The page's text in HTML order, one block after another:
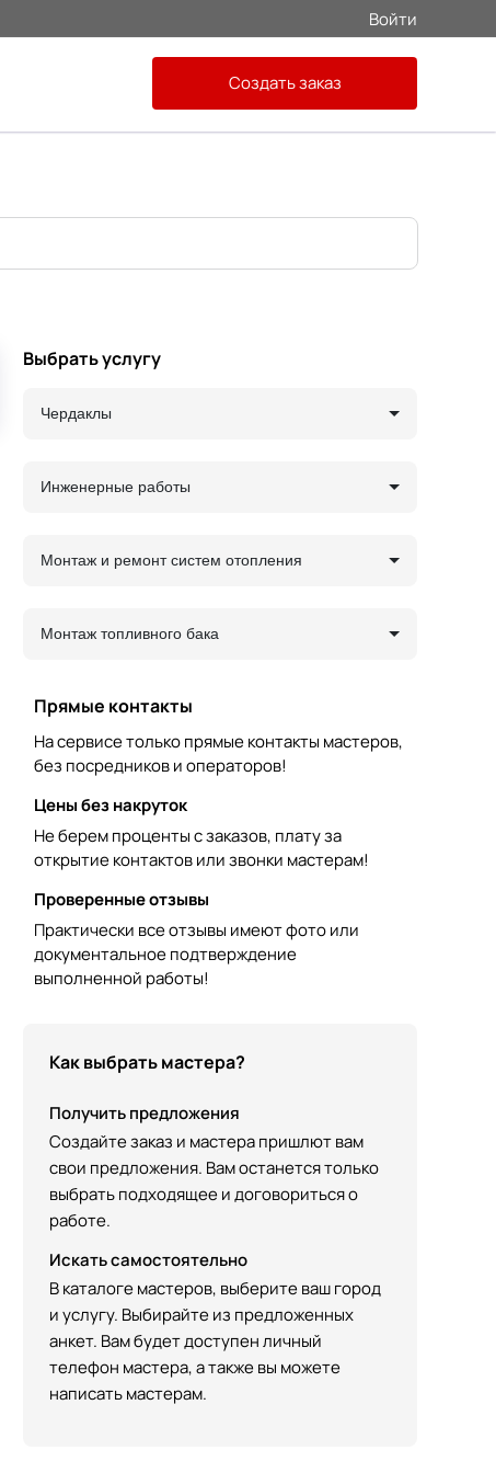
Войти
Создать заказ
Выбрать услугу
Чердаклы
Инженерные работы
Монтаж и ремонт систем отопления
Монтаж топливного бака
Прямые контакты
На сервисе только прямые контакты мастеров,
без посредников и операторов!
Цены без накруток
Не берем проценты с заказов, плату за
открытие контактов или звонки мастерам!
Проверенные отзывы
Практически все отзывы имеют фото или
документальное подтверждение
выполненной работы!
Как выбрать мастера?
Получить предложения
Создайте заказ и мастера пришлют вам
свои предложения. Вам останется только
выбрать подходящее и договориться о
работе.
Искать самостоятельно
В каталоге мастеров, выберите ваш город
и услугу. Выбирайте из предложенных
анкет. Вам будет доступен личный
телефон мастера, а также вы можете
написать мастерам.